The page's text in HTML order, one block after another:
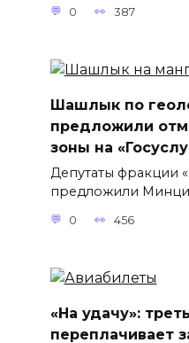
0 387
Шашлык по
предложили
зоны на
Депутаты фракции
предложили
0 456
«На удачу»:
переплачивает